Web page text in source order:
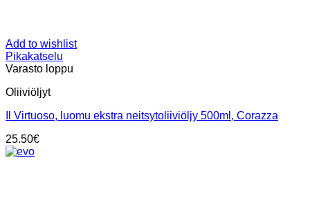
Add to wishlist
Pikakatselu
Varasto loppu
Oliiviöljyt
Il Virtuoso, luomu ekstra neitsytoliiviöljy 500ml, Corazza
25.50€